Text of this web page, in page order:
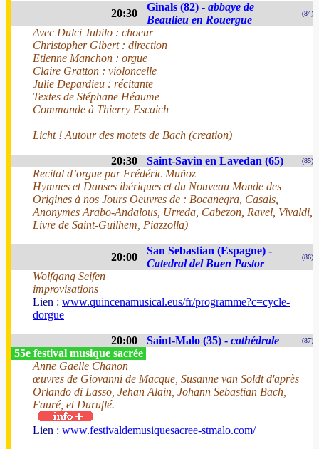
20:30
Ginals (82) - abbaye de
Beaulieu en Rouergue
(84)
Avec Dulci Jubilo : choeur
Christopher Gibert : direction
Etienne Manchon : orgue
Claire Gratton : violoncelle
Julie Depardieu : récitante
Textes de Stéphane Héaume
Commande à Thierry Escaich
Licht ! Autour des motets de Bach (creation)
20:30 Saint-Savin en Lavedan (65) (85)
Recital d’orgue par Frédéric Muñoz
Hymnes et Danses ibériques et du Nouveau Monde des
Origines à nos Jours Oeuvres de : Bocanegra, Casals,
Anonymes Arabo-Andalous, Urreda, Cabezon, Ravel, Vivaldi,
Livre de Saint-Guilhem, Piazzolla)
20:00
San Sebastian (Espagne) -
Catedral del Buen Pastor
(86)
Wolfgang Seifen
improvisations
Lien : www.quincenamusical.eus/fr/programme?c=cycle-
dorgue
20:00 Saint-Malo (35) - cathédrale (87)
55e festival musique sacrée
Anne Gaelle Chanon
œuvres de Giovanni de Macque, Susanne van Soldt d'après
Orlando di Lasso, Jehan Alain, Johann Sebastian Bach,
Fauré, et Duruflé.
Lien : www.festivaldemusiquesacree-stmalo.com/